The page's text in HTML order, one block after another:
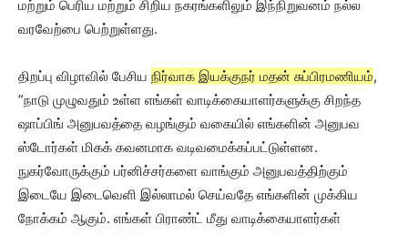
மற்றும் பெரிய மற்றும் சிறிய நகரங்களிலும் இந்நிறுவனம் நல்ல
வரவேற்பை பெற்றுள்ளது.
திறப்பு விழாவில் பேசிய நிர்வாக இயக்குநர் மதன் சுப்பிரமணியம்,
”நாடு முழுவதும் உள்ள எங்கள் வாடிக்கையாளர்களுக்கு சிறந்த
ஷாப்பிங் அனுபவத்தை வழங்கும் வகையில் எங்களின் அனுபவ
ஸ்டோர்கள் மிகக் கவனமாக வடிவமைக்கப்பட்டுள்ளன.
நுகர்வோருக்கும் பர்னிச்சர்களை வாங்கும் அனுபவத்திற்கும்
இடையே இடைவெளி இல்லாமல் செய்வதே எங்களின் முக்கிய
நோக்கம் ஆகும். எங்கள் பிராண்ட் மீது வாடிக்கையாளர்கள்